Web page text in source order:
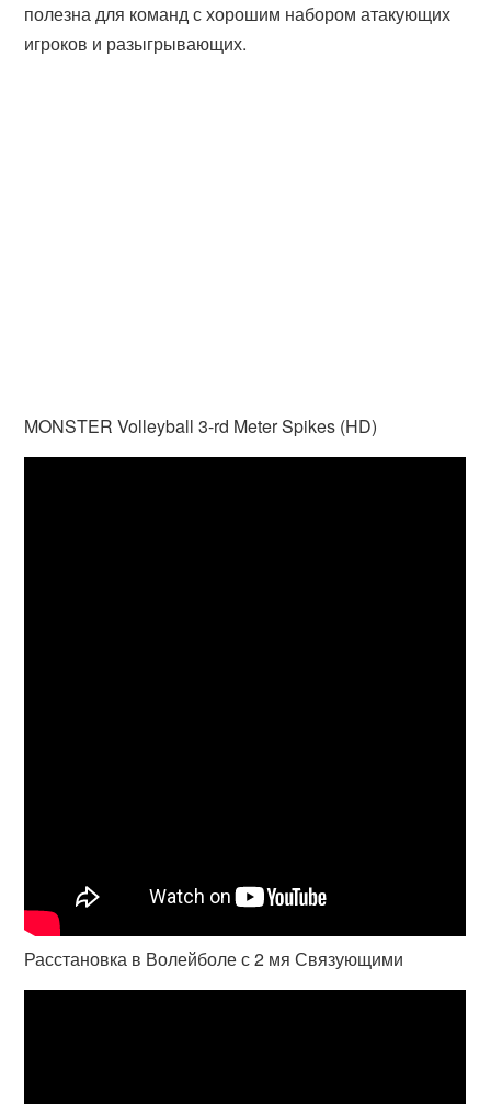
полезна для команд с хорошим набором атакующих
игроков и разыгрывающих.
MONSTER Volleyball 3-rd Meter Spikes (HD)
Расстановка в Волейболе с 2 мя Связующими